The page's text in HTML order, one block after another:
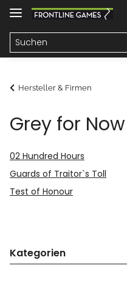
Hersteller & Firmen
Grey for Now
02 Hundred Hours
Guards of Traitor`s Toll
Test of Honour
Kategorien